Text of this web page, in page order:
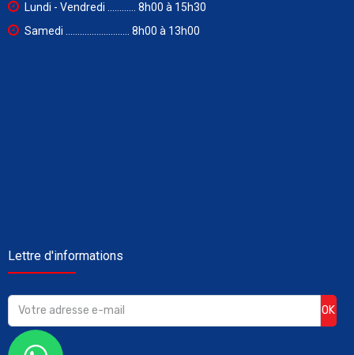
Lundi - Vendredi ............ 8h00 à 15h30
Samedi ........................... 8h00 à 13h00
Lettre d'informations
OK